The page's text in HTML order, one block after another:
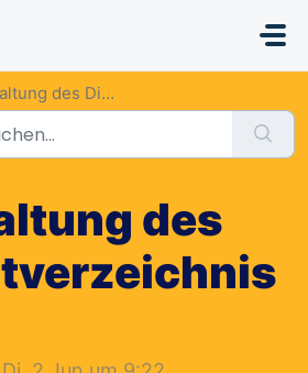
Inhalt gehen
Dienstverzeichnisses
des